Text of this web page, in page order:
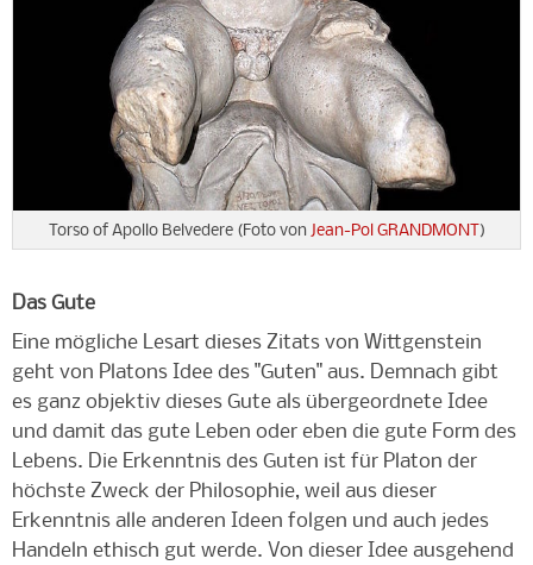
Torso of Apollo Belvedere (Foto von Jean-Pol GRANDMONT )
Das Gute
Eine mögliche Lesart dieses Zitats von Wittgenstein
geht von Platons Idee des "Guten" aus. Demnach gibt
es ganz objektiv dieses Gute als übergeordnete Idee
und damit das gute Leben oder eben die gute Form des
Lebens. Die Erkenntnis des Guten ist für Platon der
höchste Zweck der Philosophie, weil aus dieser
Erkenntnis alle anderen Ideen folgen und auch jedes
Handeln ethisch gut werde. Von dieser Idee ausgehend